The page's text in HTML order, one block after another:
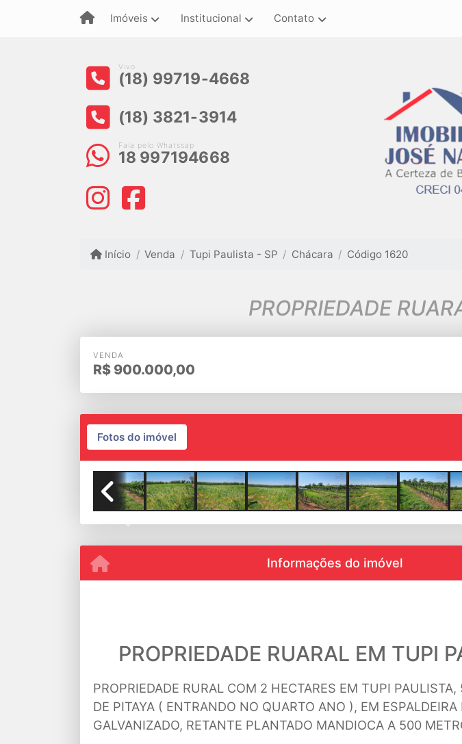
Imóveis Institucional Contato
Vivo
(18) 99719-4668
(18) 3821-3914
Fala pelo Whatssap
18 997194668
Início Venda Tupi Paulista - SP Chácara Código 1620
PROPRIEDADE
VENDA
R$ 900.000,00
Fotos do imóvel
Informações do imóvel
PROPRIEDADE RUARAL EM TUPI
PROPRIEDADE RURAL COM 2 HECTARES EM TUPI
DE PITAYA ( ENTRANDO NO QUARTO ANO ), EM ESPALDEIRA
GALVANIZADO, RETANTE PLANTADO MANDIOCA A 500